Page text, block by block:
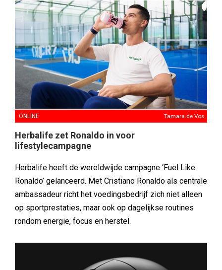
ONLINE Tamara de Vos
Herbalife zet Ronaldo in voor
lifestylecampagne
Herbalife heeft de wereldwijde campagne ‘Fuel Like
Ronaldo’ gelanceerd. Met Cristiano Ronaldo als centrale
ambassadeur richt het voedingsbedrijf zich niet alleen
op sportprestaties, maar ook op dagelijkse routines
rondom energie, focus en herstel.